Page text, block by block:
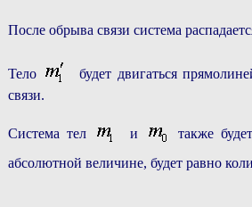
После обрыва связи система
Тело
будет двигаться
связи.
Система тел и
также
абсолютной величине, будет равно